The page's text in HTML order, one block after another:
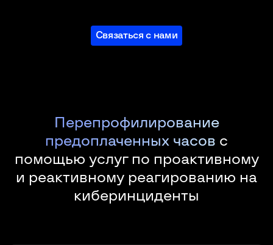
Связаться с нами
Перепрофилирование
предоплаченных часов с
помощью услуг по проактивному
и реактивному реагированию на
киберинциденты